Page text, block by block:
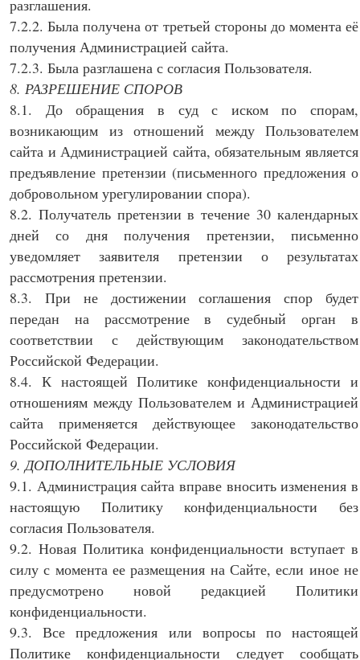
разглашения.
7.2.2. Была получена от третьей стороны до момента её
получения Администрацией сайта.
7.2.3. Была разглашена с согласия Пользователя.
8. РАЗРЕШЕНИЕ СПОРОВ
8.1. До обращения в суд с иском по спорам,
возникающим из отношений между Пользователем
сайта и Администрацией сайта, обязательным является
предъявление претензии (письменного предложения о
добровольном урегулировании спора).
8.2. Получатель претензии в течение 30 календарных
дней со дня получения претензии, письменно
уведомляет заявителя претензии о результатах
рассмотрения претензии.
8.3. При не достижении соглашения спор будет
передан на рассмотрение в судебный орган в
соответствии с действующим законодательством
Российской Федерации.
8.4. К настоящей Политике конфиденциальности и
отношениям между Пользователем и Администрацией
сайта применяется действующее законодательство
Российской Федерации.
9. ДОПОЛНИТЕЛЬНЫЕ УСЛОВИЯ
9.1. Администрация сайта вправе вносить изменения в
настоящую Политику конфиденциальности без
согласия Пользователя.
9.2. Новая Политика конфиденциальности вступает в
силу с момента ее размещения на Сайте, если иное не
предусмотрено новой редакцией Политики
конфиденциальности.
9.3. Все предложения или вопросы по настоящей
Политике конфиденциальности следует сообщать